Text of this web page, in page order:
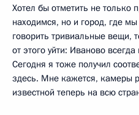
Хотел бы отметить не только
находимся, но и город, где
говорить тривиальные
от этого уйти: Иваново
Сегодня я тоже получил
здесь. Мне кажется, камеры
известной теперь на всю